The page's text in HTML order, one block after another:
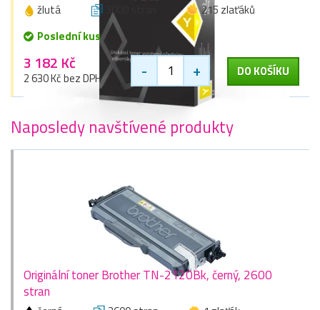
žlutá 3000 stran
215 zlaťáků
Poslední kus
3 182 Kč
2 630 Kč bez DPH - + DO KOŠÍKU
Naposledy navštívené produkty
Originální toner Brother TN-2120Bk, černý, 2600
stran